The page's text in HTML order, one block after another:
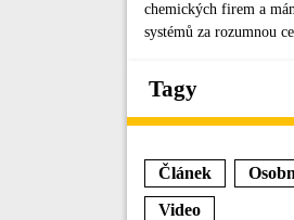
chemických firem a
systémů za rozumnou
Tagy
Článek
Video